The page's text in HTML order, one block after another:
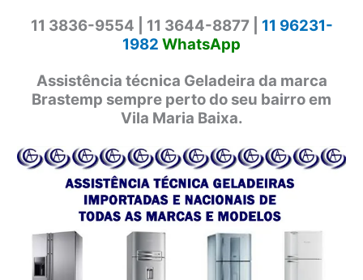
11 3836-9554 | 11 3644-8877 | 11 96231-
1982 WhatsApp
Assistência técnica Geladeira da marca
Brastemp sempre perto do seu bairro em
Vila Maria Baixa.